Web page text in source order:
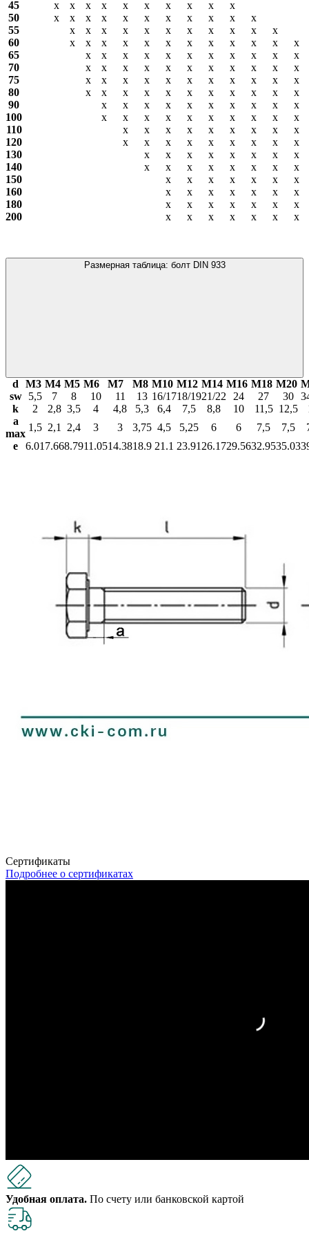
45
х х х х х х х х х
х
50
х х х х х х х х х х
х
55
х х х х х х х х х х
х
60
х х х х х х х х х х х
х
65
х х х х х х х х х х
х
70
х х х х х х х х х х
х
75
х х х х х х х х х х
х
80
х х х х х х х х х х
х
90
х х х х х х х х х
х
100
х х х х х х х х х
х
110
х х х х х х х х
х
120
х х х х х х х х
х
130
х х х х х х х
х
140
х х х х х х х
х
150
х х х х х х
х
160
х х х х х х
х
180
х х х х х х
х
200
х х х х х х х
Размерная таблица: болт DIN 933
d М3 М4 М5 М6 М7 М8 М10 М12 М14 М16 М18 М20
sw
5,5 7 8 10 11 13 16/1718/1921/22 24 27 30
k
2 2,8 3,5 4 4,8 5,3 6,4 7,5 8,8 10 11,5 12,5
a
max
1,5 2,1 2,4 3 3 3,75 4,5 5,25 6 6 7,5 7,5
e
6.01 7.668.7911.0514.3818.9 21.1 23.91 26.1729.5632.9535.03
Сертификаты
Подробнее о сертификатах
Удобная оплата. По счету или банковской картой